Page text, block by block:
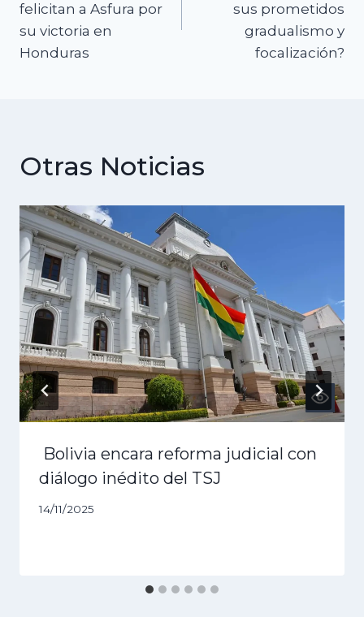
entradas
felicitan a Asfura por
su victoria en
Honduras
sus prometidos
gradualismo y
focalización?
Otras Noticias
Bolivia encara reforma judicial con
diálogo inédito del TSJ
14/11/2025